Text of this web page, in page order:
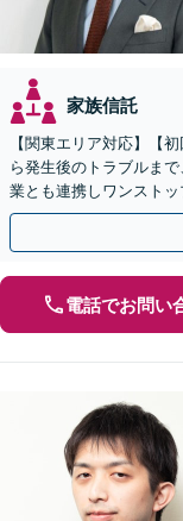
家族信託
【関東エリア対応】【
ら発生後のトラブルま
業とも連携しワンスト
近所への出張相談も実
電話でお問い